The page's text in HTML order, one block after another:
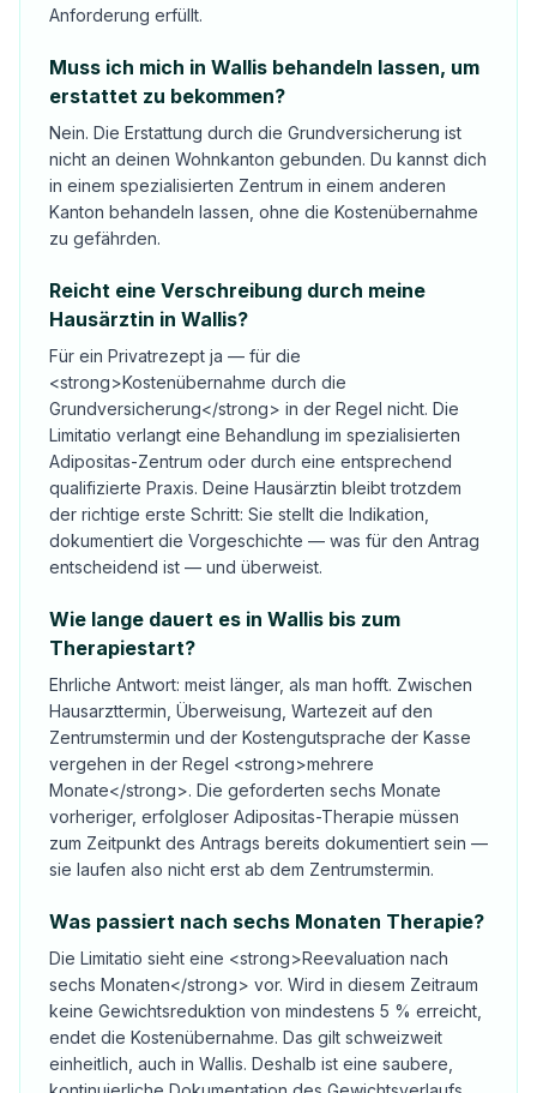
Anforderung erfüllt.
Muss ich mich in Wallis behandeln lassen, um
erstattet zu bekommen?
Nein. Die Erstattung durch die Grundversicherung ist
nicht an deinen Wohnkanton gebunden. Du kannst dich
in einem spezialisierten Zentrum in einem anderen
Kanton behandeln lassen, ohne die Kostenübernahme
zu gefährden.
Reicht eine Verschreibung durch meine
Hausärztin in Wallis?
Für ein Privatrezept ja — für die
<strong>Kostenübernahme durch die
Grundversicherung</strong> in der Regel nicht. Die
Limitatio verlangt eine Behandlung im spezialisierten
Adipositas-Zentrum oder durch eine entsprechend
qualifizierte Praxis. Deine Hausärztin bleibt trotzdem
der richtige erste Schritt: Sie stellt die Indikation,
dokumentiert die Vorgeschichte — was für den Antrag
entscheidend ist — und überweist.
Wie lange dauert es in Wallis bis zum
Therapiestart?
Ehrliche Antwort: meist länger, als man hofft. Zwischen
Hausarzttermin, Überweisung, Wartezeit auf den
Zentrumstermin und der Kostengutsprache der Kasse
vergehen in der Regel <strong>mehrere
Monate</strong>. Die geforderten sechs Monate
vorheriger, erfolgloser Adipositas-Therapie müssen
zum Zeitpunkt des Antrags bereits dokumentiert sein —
sie laufen also nicht erst ab dem Zentrumstermin.
Was passiert nach sechs Monaten Therapie?
Die Limitatio sieht eine <strong>Reevaluation nach
sechs Monaten</strong> vor. Wird in diesem Zeitraum
keine Gewichtsreduktion von mindestens 5 % erreicht,
endet die Kostenübernahme. Das gilt schweizweit
einheitlich, auch in Wallis. Deshalb ist eine saubere,